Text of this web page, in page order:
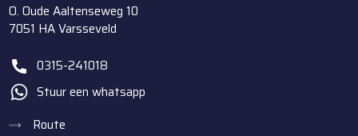
O. Oude Aaltenseweg 10
7051 HAVarsseveld
0315-241018
Stuur een whatsapp
Route